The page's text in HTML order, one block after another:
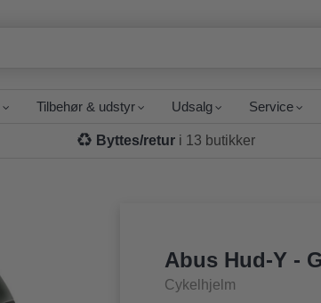
Tilbehør & udstyr Udsalg Service
Byttes/retur i 13 butikker
Abus Hud-Y -
Cykelhjelm